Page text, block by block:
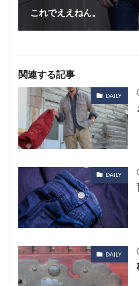
これでええねん。
関連する記事
DAILY
DAILY
DAILY